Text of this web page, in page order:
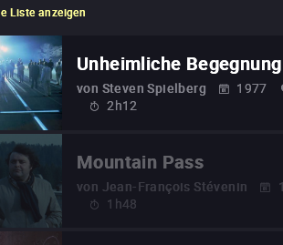
Liste anzeigen
Unheimliche
von Steven Spielberg 1977
2h12
Mountain Pass
von Jean-François Stévenin
1h48